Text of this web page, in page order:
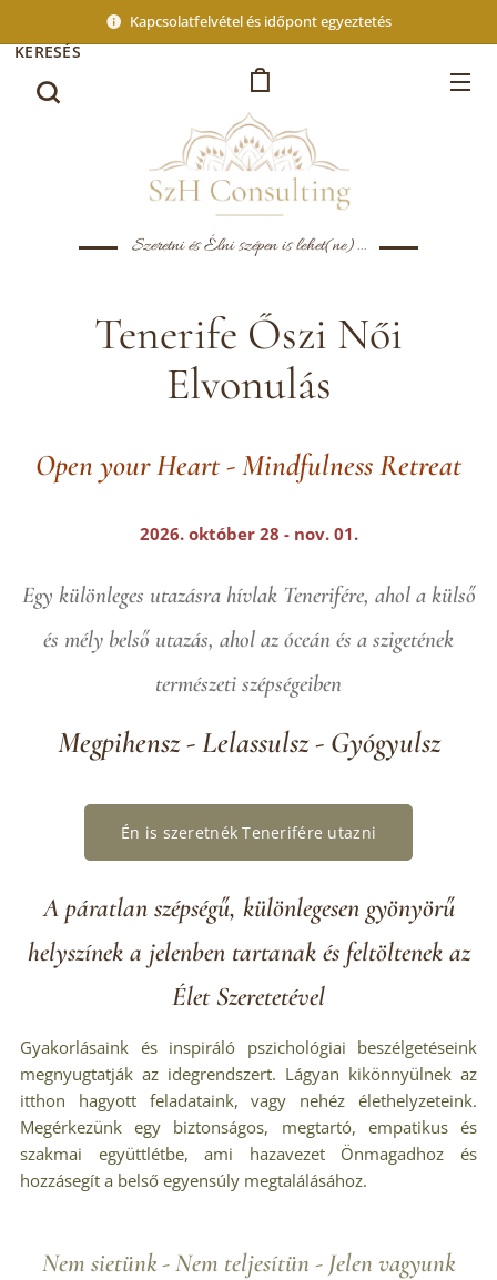
Kapcsolatfelvétel és időpont egyeztetés
Szeretni és Élni szépen is lehet(ne)...
KERESÉS
Tenerife Őszi Női
Elvonulás
Open your Heart - Mindfulness Retreat
2026. október 28 - nov. 01.
Egy különleges utazásra hívlak Tenerifére, ahol a külső
és mély belső utazás, ahol az óceán és a szigetének
természeti szépségeiben
Megpihensz - Lelassulsz - Gyógyulsz
Én is szeretnék Tenerifére utazni
A páratlan szépségű, különlegesen gyönyörű
helyszínek a jelenben tartanak és feltöltenek az
Élet Szeretetével
Gyakorlásaink és inspiráló pszichológiai beszélgetéseink
megnyugtatják az idegrendszert. Lágyan kikönnyülnek az
itthon hagyott feladataink, vagy nehéz élethelyzeteink.
Megérkezünk egy biztonságos, megtartó, empatikus és
szakmai együttlétbe, ami hazavezet Önmagadhoz és
hozzásegít a belső egyensúly megtalálásához.
Nem sietünk -Nem teljesítün - Jelen vagyunk